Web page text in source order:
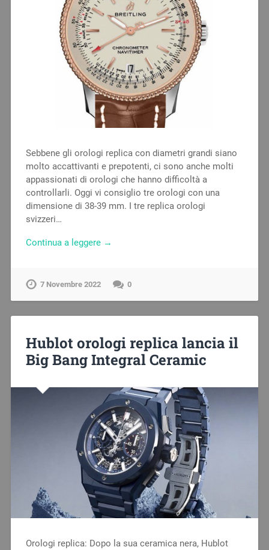
Sebbene gli orologi replica con diametri grandi siano
molto accattivanti e prepotenti, ci sono anche molti
appassionati di orologi che hanno difficoltà a
controllarli. Oggi vi consiglio tre orologi con una
dimensione di 38-39 mm. I tre replica orologi
svizzeri…
Continua a leggere →
7 Novembre 2022 0
Hublot orologi replica lancia il
Big Bang Integral Ceramic
Orologi replica: Dopo la sua ceramica nera, Hublot